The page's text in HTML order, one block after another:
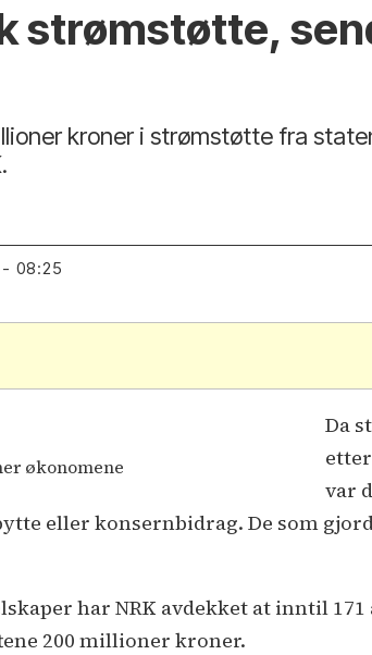
strømstøtte,
kroner i strømstøtte fra
- 08:25
økonomene
Da
var
eller konsernbidrag. De som
har NRK avdekket at inntil
200 millioner kroner.